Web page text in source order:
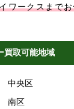
ワークスまで
買取可能地域
中央区
南区